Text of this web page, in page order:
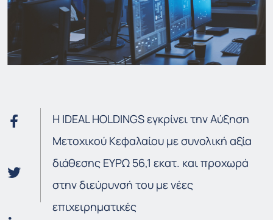
Η IDEAL HOLDINGSεγκρίνει την Αύξηση
Μετοχικού Κεφαλαίου με συνολική αξία
διάθεσης ΕΥΡΩ 56,1 εκατ. και προχωρά
στην διεύρυνσή του με νέες
επιχειρηματικές